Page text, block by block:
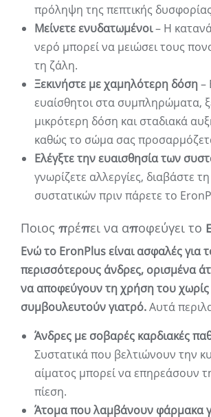
πρόληψη της πεπτικής
Μείνετε ενυδατωμένοι– Η
νερό μπορεί να μειώσει τους
τη ζάλη.
Ξεκινήστε με χαμηλότερη δόση–
ευαίσθητοι στα συμπληρώματα,
μικρότερη δόση και σταδιακά
καθώς το σώμα σας
Ελέγξτε την ευαισθησία των
γνωρίζετε αλλεργίες, διαβάστε
συστατικών πριν πάρετε το
Ποιος πρέπει να αποφεύγει το
Ενώ το EronPlus είναι ασφαλές για
περισσότερους άνδρες, ορισμένα
να αποφεύγουν τη χρήση του
συμβουλευτούν γιατρό.Αυτά
Άνδρες με σοβαρές καρδιακές
Συστατικά που βελτιώνουν την
αίματος μπορεί να επηρεάσουν
πίεση.
Άτομα που λαμβάνουν φάρμακα